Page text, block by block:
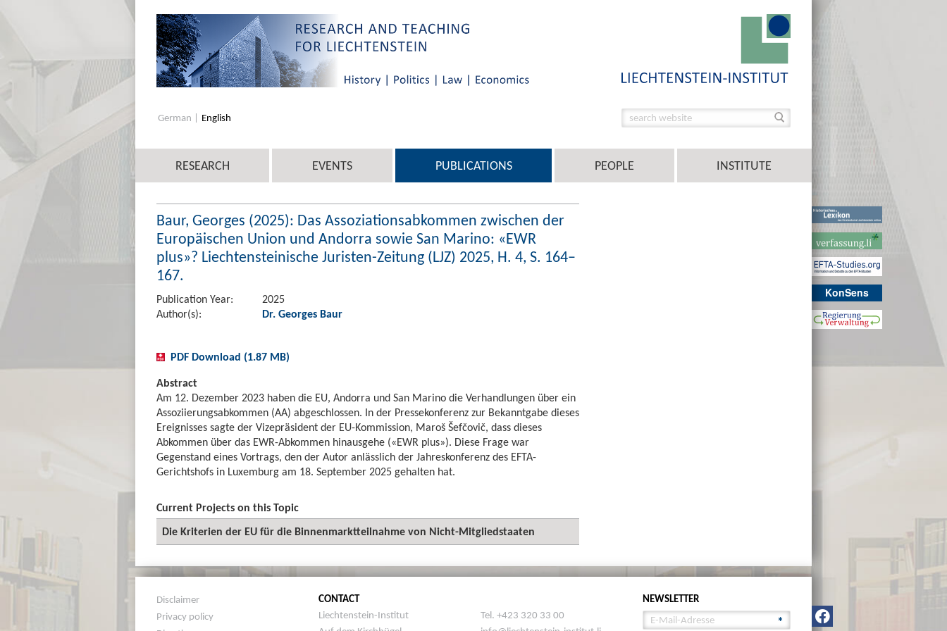
KonSens
German English
RESEARCH EVENTS PUBLICATIONS PEOPLE INSTITUTE
Baur, Georges (2025): Das Assoziationsabkommen zwischen der
Europäischen Union und Andorra sowie San Marino: «EWR
plus»? Liechtensteinische Juristen-Zeitung (LJZ) 2025, H. 4, S. 164–
167.
Publication Year:
2025
Author(s):
Dr. Georges Baur
PDF Download (1.87 MB)
Abstract
Am 12. Dezember 2023 haben die EU, Andorra und San Marino die Verhandlungen über ein
Assoziierungsabkommen (AA) abgeschlossen. In der Pressekonferenz zur Bekanntgabe dieses
Ereignisses sagte der Vizepräsident der EU-Kommission, Maroš Šefčovič, dass dieses
Abkommen über das EWR-Abkommen hinausgehe («EWR plus»). Diese Frage war
Gegenstand eines Vortrags, den der Autor anlässlich der Jahreskonferenz des EFTA-
Gerichtshofs in Luxemburg am 18. September 2025 gehalten hat.
Current Projects on this Topic
Die Kriterien der EU für die Binnenmarktteilnahme von Nicht-Mitgliedstaaten
Disclaimer
Privacy policy
CONTACT
Liechtenstein-Institut
Tel. +423 320 33 00
NEWSLETTER